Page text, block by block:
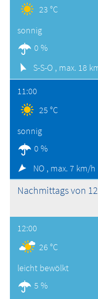
23 °C
sonnig
0 %
S-S-O , max. 18
11:00
25 °C
sonnig
0 %
NO , max. 7 km/h
Nachmittags von
12:00
26 °C
leicht bewölkt
5 %